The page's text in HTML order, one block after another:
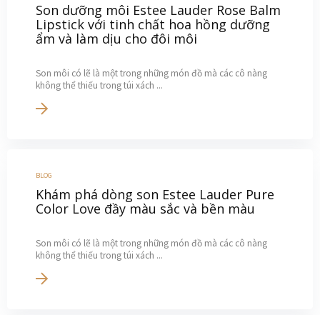
Son dưỡng môi Estee Lauder Rose Balm
Lipstick với tinh chất hoa hồng dưỡng
ẩm và làm dịu cho đôi môi
Son môi có lẽ là một trong những món đồ mà các cô nàng
không thể thiếu trong túi xách ...
BLOG
Khám phá dòng son Estee Lauder Pure
Color Love đầy màu sắc và bền màu
Son môi có lẽ là một trong những món đồ mà các cô nàng
không thể thiếu trong túi xách ...